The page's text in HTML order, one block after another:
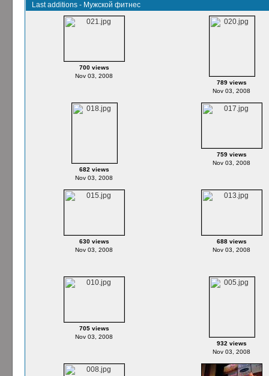
Last additions - Мужской фитнес
700 views
Nov 03, 2008
789 views
Nov 03, 2008
682 views
Nov 03, 2008
759 views
Nov 03, 2008
630 views
Nov 03, 2008
688 views
Nov 03, 2008
705 views
Nov 03, 2008
932 views
Nov 03, 2008